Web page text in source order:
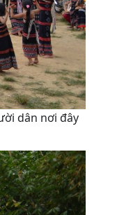
dân nơi đây